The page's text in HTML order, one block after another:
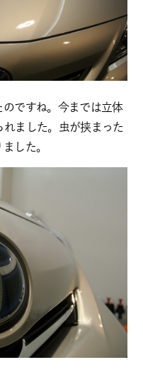
ですね。今までは立体
ました。虫が挟まった
した。